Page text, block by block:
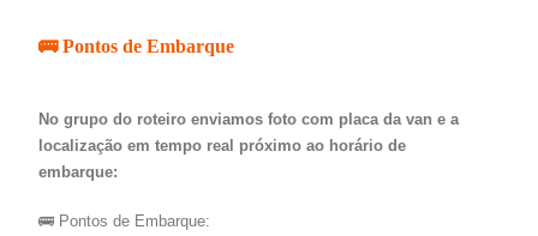
🚌 Pontos de Embarque
No grupo do roteiro enviamos foto com placa da van e a
localização em tempo real próximo ao horário de
embarque:
🚌 Pontos de Embarque: